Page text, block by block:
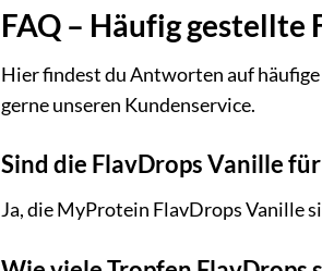
FAQ – Häufig gestellte
Hier findest du Antworten auf
gerne unseren Kundenservice.
Sind die FlavDrops Vanille
Ja, die MyProtein FlavDrops Vanille